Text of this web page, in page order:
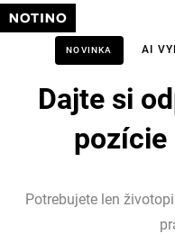
NOVINKA AI
Dajte si
pozície
Potrebujete len